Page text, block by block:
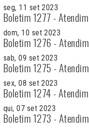
seg, 11 set 2023
Boletim 1277 -
dom, 10 set 2023
Boletim 1276 -
sab, 09 set 2023
Boletim 1275 -
sex, 08 set 2023
Boletim 1274 -
qui, 07 set 2023
Boletim 1273 -